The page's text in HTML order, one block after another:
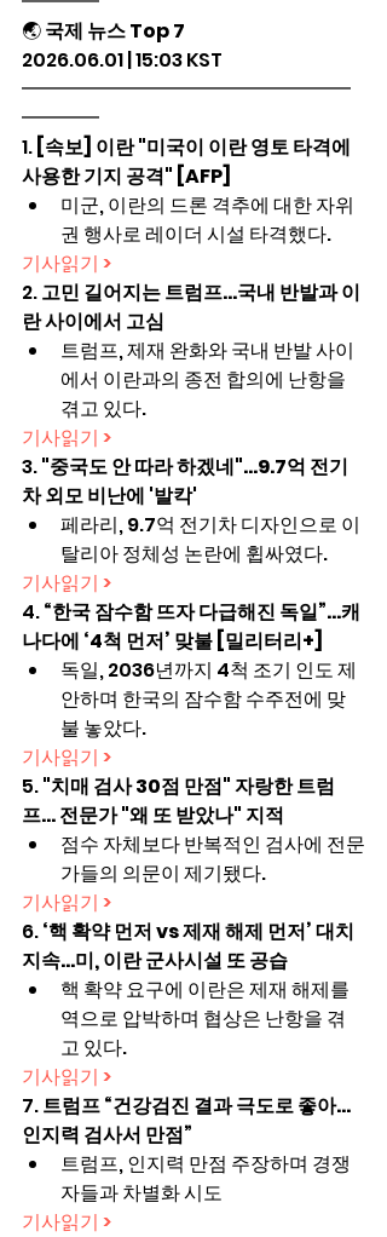
🌏 국제 뉴스 Top 7
2026.06.01 | 15:03 KST
━━━━━━━━━━━━━━━━━
━━━━
1. [속보] 이란 "미국이 이란 영토 타격에
사용한 기지 공격" [AFP]
미군, 이란의 드론 격추에 대한 자위
권 행사로 레이더 시설 타격했다.
기사읽기 >
2. 고민 길어지는 트럼프…국내 반발과 이
란 사이에서 고심
트럼프, 제재 완화와 국내 반발 사이
에서 이란과의 종전 합의에 난항을
겪고 있다.
기사읽기 >
3. "중국도 안 따라 하겠네"…9.7억 전기
차 외모 비난에 '발칵'
페라리, 9.7억 전기차 디자인으로 이
탈리아 정체성 논란에 휩싸였다.
기사읽기 >
4. “한국 잠수함 뜨자 다급해진 독일”…캐
나다에 ‘4척 먼저’ 맞불 [밀리터리+]
독일, 2036년까지 4척 조기 인도 제
안하며 한국의 잠수함 수주전에 맞
불 놓았다.
기사읽기 >
5. "치매 검사 30점 만점" 자랑한 트럼
프… 전문가 "왜 또 받았나" 지적
점수 자체보다 반복적인 검사에 전문
가들의 의문이 제기됐다.
기사읽기 >
6. ‘핵 확약 먼저 vs 제재 해제 먼저’ 대치
지속...미, 이란 군사시설 또 공습
핵 확약 요구에 이란은 제재 해제를
역으로 압박하며 협상은 난항을 겪
고 있다.
기사읽기 >
7. 트럼프 “건강검진 결과 극도로 좋아…
인지력 검사서 만점”
트럼프, 인지력 만점 주장하며 경쟁
자들과 차별화 시도
기사읽기 >